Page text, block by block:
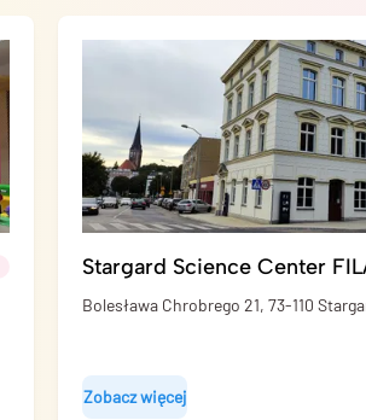
Stargard Science Center
Bolesława Chrobrego 21, 73-110
Zobacz więcej